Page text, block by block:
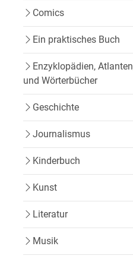
Comics
Ein praktisches Buch
Enzyklopädien,
und Wörterbücher
Geschichte
Journalismus
Kinderbuch
Kunst
Literatur
Musik